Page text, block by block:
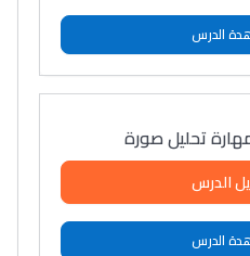
Ki Derti Liha
الدرس
تحليل صورة
الدرس
الدرس